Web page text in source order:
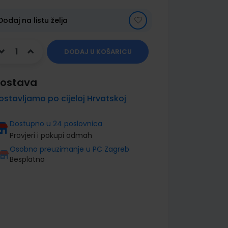
na listu želja
DODAJ U KOŠARICU
po cijeloj Hrvatskoj
Dostupno u 24 poslovnica
Provjeri i pokupi odmah
Osobno preuzimanje u PC Zagreb
Besplatno